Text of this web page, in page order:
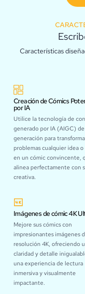
Características
Creación de Cómics
por IA
Utilice la tecnología de
generado por IA (AIGC)
generación para
problemas cualquier idea
en un cómic convincente,
alinea perfectamente con
creativa.
Imágenes de cómic 4K
Mejore sus cómics con
impresionantes imágenes
resolución 4K, ofreciendo
claridad y detalle
una experiencia de lectura
inmersiva y visualmente
impactante.